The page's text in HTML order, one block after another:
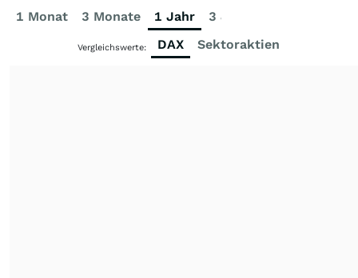
1 Monat 3 Monate 1 Jahr 3 Jahre
Vergleichswerte: DAX Sektoraktien